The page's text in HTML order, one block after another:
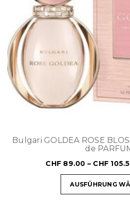
Bulgari GOLDEA ROSE
de
CHF 89.00 – CHF
AUSFÜHRUNG